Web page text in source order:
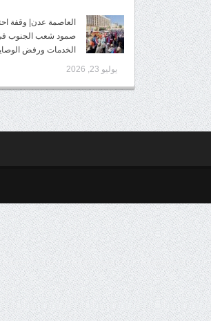
العاصمة عدن| وقفة
صمود شعب الجنوب
الخدمات ورفض
يوليو 23, 2026